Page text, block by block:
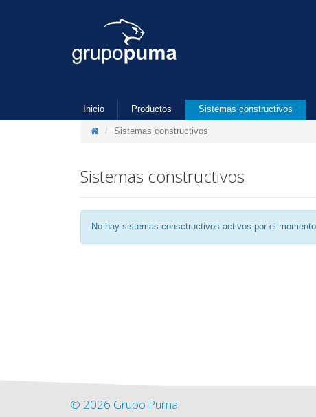
Inicio Productos Sistemas constructivos
Sistemas constructivos
Sistemas constructivos
No hay sistemas consctructivos activos por el momento
© 2026 Grupo Puma